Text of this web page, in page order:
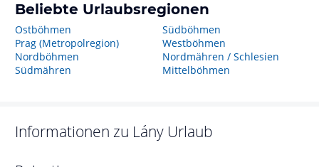
Beliebte Urlaubsregionen
Ostböhmen
Prag (Metropolregion)
Nordböhmen
Südmähren
Südböhmen
Westböhmen
Nordmähren / Schlesien
Mittelböhmen
Informationen zu Lány Urlaub